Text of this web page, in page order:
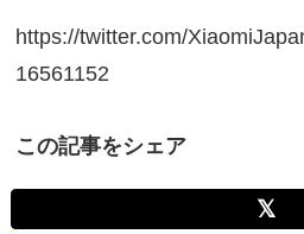
https://twitter.com/
16561152
この記事をシェア
𝕏